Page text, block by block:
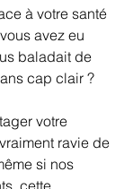
à votre santé
avez eu
baladait de
cap clair ?
votre
ravie de
si nos
cette